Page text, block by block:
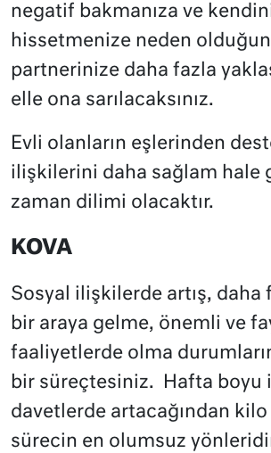
negatif bakmanıza ve
hissetmenize neden
partnerinize daha fazla
elle ona sarılacaksınız.
Evli olanların eşlerinden
ilişkilerini daha sağlam hale
zaman dilimi olacaktır.
KOVA
Sosyal ilişkilerde artış, daha
bir araya gelme, önemli ve
faaliyetlerde olma
bir süreçtesiniz.
Hafta boyu
davetlerde artacağından
sürecin en olumsuz